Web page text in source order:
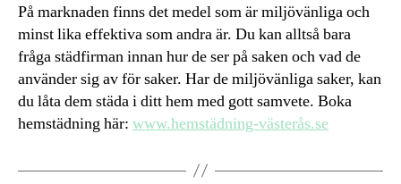
På marknaden finns det medel som är miljövänliga och
minst lika effektiva som andra är. Du kan alltså bara
fråga städfirman innan hur de ser på saken och vad de
använder sig av för saker. Har de miljövänliga saker, kan
du låta dem städa i ditt hem med gott samvete. Boka
hemstädning här: www.hemstädning-västerås.se